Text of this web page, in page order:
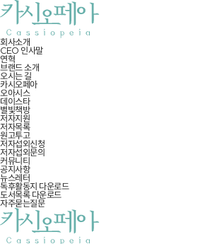
회사소개
CEO 인사말
연혁
브랜드 소개
오시는 길
카시오페아
오아시스
데이스타
별빛책방
저자지원
저자목록
원고투고
저자섭외신청
저자섭외문의
커뮤니티
공지사항
뉴스레터
독후활동지 다운로드
도서목록 다운로드
자주묻는질문